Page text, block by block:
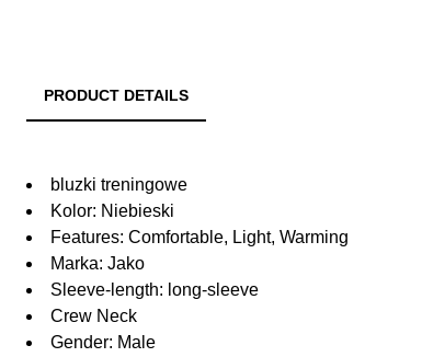
PRODUCT DETAILS
bluzki treningowe
Kolor: Niebieski
Features: Comfortable, Light, Warming
Marka: Jako
Sleeve-length: long-sleeve
Crew Neck
Gender: Male